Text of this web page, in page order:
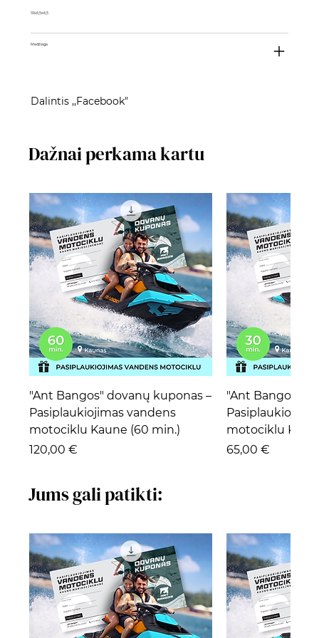
10x6,5x6,5
Medžiaga
Dalintis ,,Facebook"
Dažnai perkama kartu
"Ant Bangos" dovanų kuponas –
Pasiplaukiojimas vandens
motociklu Kaune (60 min.)
Kaina
120,00 €
"Ant Bangos"
motociklu
Kaina
65,00 €
Jums gali patikti: